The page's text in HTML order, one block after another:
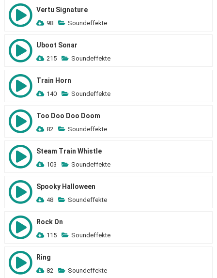
Vertu Signature
98 Soundeffekte
Uboot Sonar
215 Soundeffekte
Train Horn
140 Soundeffekte
Too Doo Doo Doom
82 Soundeffekte
Steam Train Whistle
103 Soundeffekte
Spooky Halloween
48 Soundeffekte
Rock On
115 Soundeffekte
Ring
82 Soundeffekte